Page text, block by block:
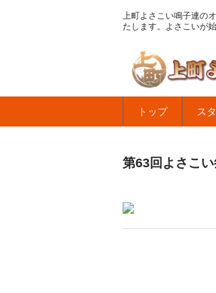
上町よさこい鳴子連の
たします。よさこいが
トップ ス
第63回よさこ